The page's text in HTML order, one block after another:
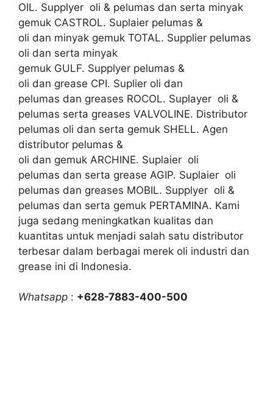
OIL. Supplyer oli & pelumas dan serta minyak
gemuk CASTROL. Suplaier pelumas &
oli dan minyak gemuk TOTAL. Supplier pelumas
oli dan serta minyak
gemuk GULF. Supplyer pelumas &
oli dan grease CPI. Suplier oli dan
pelumas dan greases ROCOL. Suplayer oli &
pelumas serta greases VALVOLINE. Distributor
pelumas oli dan serta gemuk SHELL. Agen
distributor pelumas &
oli dan gemuk ARCHINE. Suplaier oli
pelumas dan serta grease AGIP. Suplaier oli
pelumas dan greases MOBIL. Supplyer oli &
pelumas dan serta gemuk PERTAMINA. Kami
juga sedang meningkatkan kualitas dan
kuantitas untuk menjadi salah satu distributor
terbesar dalam berbagai merek oli industri dan
grease ini di Indonesia.
Whatsapp : +628-7883-400-500